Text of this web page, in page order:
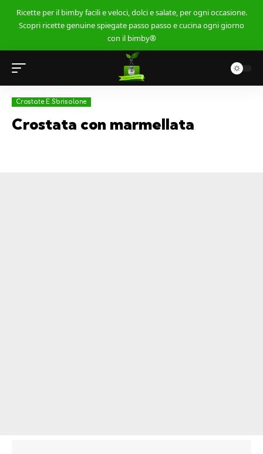
Ricette per il bimby facili e veloci, dolci e salate, per ogni occasione.
Scopri ricette genuine spiegate passo passo e cucina ogni giorno
con il bimby®
Crostate E Sbrisolone
Crostata con marmellata